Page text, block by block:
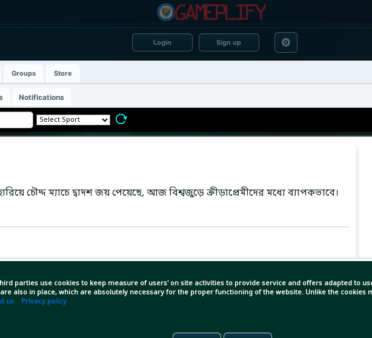
Login Sign up ⚙
parties use cookies to keep measure of users' on site activities to provide service and offers adapted to
also in place, which are absolutely necessary for the proper functioning of the website. Unlike the cookies
us Privacy policy
Groups Store
Notifications
চৌদ্দ ম্যাচে দ্বাদশ জয় পেয়েছে, আজ বিশ্বজুড়ে ক্রীড়াপ্রেমীদের মধ্যে ব্যাপকভাবে।